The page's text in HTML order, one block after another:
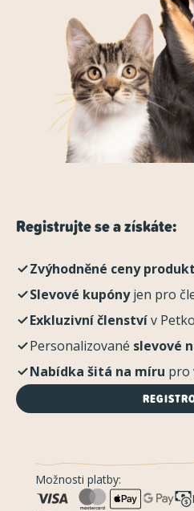
Registrujte se a získáte:
Zvýhodněné ceny
Slevové kupónyjen pro
Exkluzivní členstvív
Personalizované slevové
Nabídka šitá na míru pro
Možnosti platby: